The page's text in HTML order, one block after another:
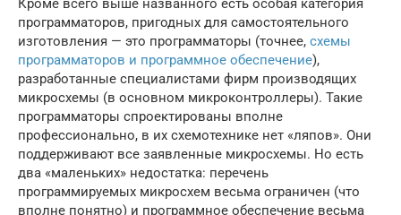
Кроме всего выше названного есть особая категория
программаторов, пригодных для самостоятельного
изготовления — это программаторы (точнее, схемы
программаторов и программное обеспечение),
разработанные специалистами фирм производящих
микросхемы (в основном микроконтроллеры). Такие
программаторы спроектированы вполне
профессионально, в их схемотехнике нет «ляпов». Они
поддерживают все заявленные микросхемы. Но есть
два «маленьких» недостатка: перечень
программируемых микросхем весьма ограничен (что
вполне понятно) и программное обеспечение весьма